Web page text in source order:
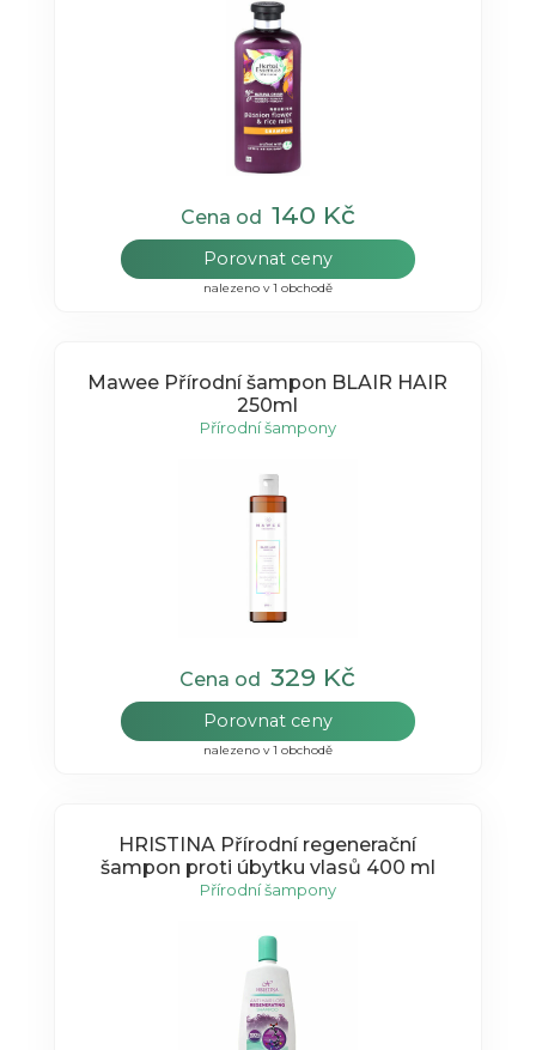
Cena od 140 Kč
Porovnat ceny
nalezeno v 1 obchodě
Mawee Přírodní šampon BLAIR HAIR
250ml
Přírodní šampony
Cena od329 Kč
Porovnat ceny
nalezeno v 1 obchodě
HRISTINA Přírodní regenerační
šampon proti úbytku vlasů 400 ml
Přírodní šampony